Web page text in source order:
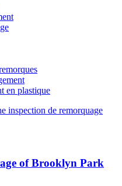
en plastique
inspection de remorquage
of Brooklyn Park